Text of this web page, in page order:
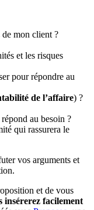
de mon client ?
et les risques
pour répondre au
de l’affaire) ?
au besoin ?
qui rassurera le
vos arguments et
et de vous
insérerez facilement